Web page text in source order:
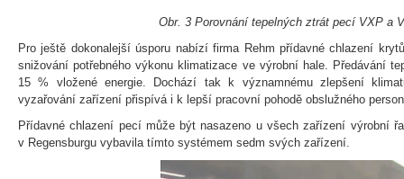
Obr. 3 Porovnání tepelných ztrát pecí VXP a
Pro ještě dokonalejší úsporu nabízí firma Rehm přídavné chlazení
snižování potřebného výkonu klimatizace ve výrobní hale. Předávání
15 % vložené energie. Dochází tak k významnému zlepšení
vyzařování zařízení přispívá i k lepší pracovní pohodě obslužného
Přídavné chlazení pecí může být nasazeno u všech zařízení výrobní
v Regensburgu vybavila tímto systémem sedm svých zařízení.